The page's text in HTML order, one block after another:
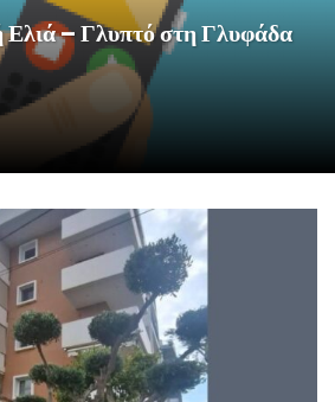
– Γλυπτό στη Γλυφάδα